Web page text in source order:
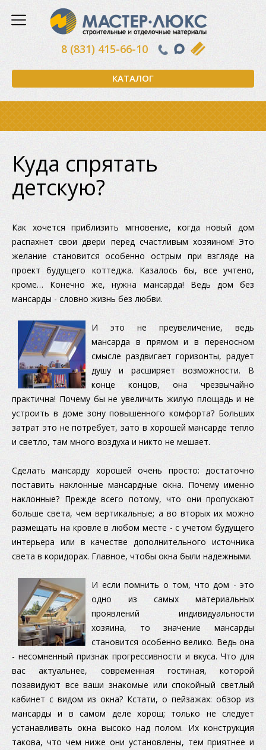
КАТАЛОГ
8 (831) 415-66-10
Куда спрятать
детскую?
Как хочется приблизить мгновение, когда новый дом
распахнет свои двери перед счастливым хозяином! Это
желание становится особенно острым при взгляде на
проект будущего коттеджа. Казалось бы, все учтено,
кроме… Конечно же, нужна мансарда! Ведь дом без
мансарды - словно жизнь без любви.
И это не преувеличение, ведь
мансарда в прямом и в переносном
смысле раздвигает горизонты, радует
душу и расширяет возможности. В
конце концов, она чрезвычайно
практична! Почему бы не увеличить жилую площадь и не
устроить в доме зону повышенного комфорта? Больших
затрат это не потребует, зато в хорошей мансарде тепло
и светло, там много воздуха и никто не мешает.
Сделать мансарду хорошей очень просто: достаточно
поставить наклонные мансардные окна. Почему именно
наклонные? Прежде всего потому, что они пропускают
больше света, чем вертикальные; а во вторых их можно
размещать на кровле в любом месте - с учетом будущего
интерьера или в качестве дополнительного источника
света в коридорах. Главное, чтобы окна были надежными.
И если помнить о том, что дом - это
одно из самых материальных
проявлений индивидуальности
хозяина, то значение мансарды
становится особенно велико. Ведь она
- несомненный признак прогрессивности и вкуса. Что для
вас актуальнее, современная гостиная, которой
позавидуют все ваши знакомые или спокойный светлый
кабинет с видом из окна? Кстати, о пейзажах: обзор из
мансарды и в самом деле хорош; только не следует
устанавливать окна высоко над полом. Их конструкция
такова, что чем ниже они установлены, тем приятнее и